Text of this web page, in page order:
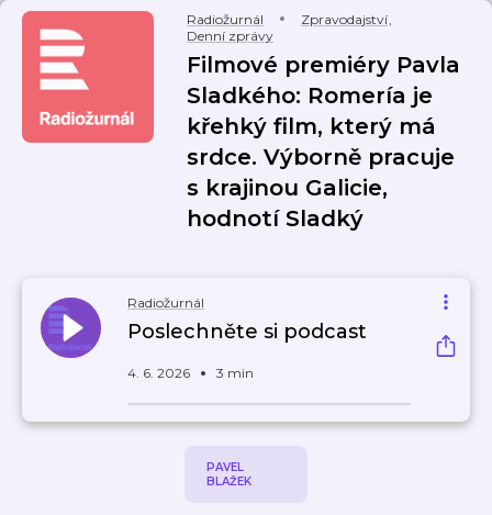
Radiožurnál Zpravodajství,
Denní zprávy
Filmové premiéry Pavla
Sladkého: Romería je
křehký film, který má
srdce. Výborně pracuje
s krajinou Galicie,
hodnotí Sladký
Radiožurnál
Poslechněte si podcast
4. 6. 2026 3 min
PAVEL
BLAŽEK